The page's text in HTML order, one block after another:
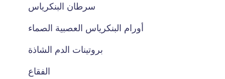
سرطان البنكرياس
أورام البنكرياس العصبية الصماء
بروتينات الدم الشاذة
الفقاع